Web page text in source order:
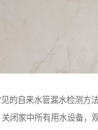
的自来水管漏水检测方法
闭家中所有用水设备，